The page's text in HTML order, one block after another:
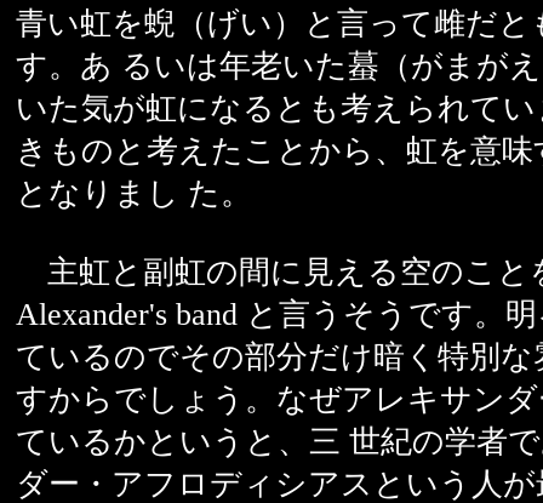
青い虹を蜺（げい）と言って雌だ
す。あ るいは年老いた蟇（がまが
いた気が虹になるとも考えられて
きものと考えたことから、虹を意
となりまし た。
主虹と副虹の間に見える空のこと
Alexander's band と言うそうです。
ているのでその部分だけ暗く特別な
すからでしょう。なぜアレキサン
ているかというと、三 世紀の学者
ダー・アフロディシアスという人